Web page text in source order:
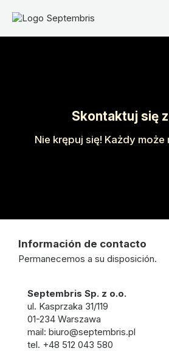
Skontaktuj się
Nie krępuj się! Każdy może
Información de contacto
Permanecemos a su disposición.
Septembris Sp. z o.o.
ul. Kasprzaka 31/119
01-234 Warszawa
mail: biuro@septembris.pl
tel. +48 512 043 580